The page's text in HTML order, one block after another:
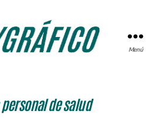
Menú
personal de salud